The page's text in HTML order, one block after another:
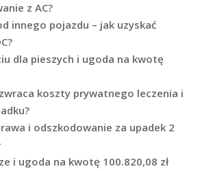
z AC?
innego pojazdu – jak uzyskać
dla pieszych i ugoda na kwotę
koszty prywatnego leczenia i
i odszkodowanie za upadek 2
i ugoda na kwotę 100.820,08 zł